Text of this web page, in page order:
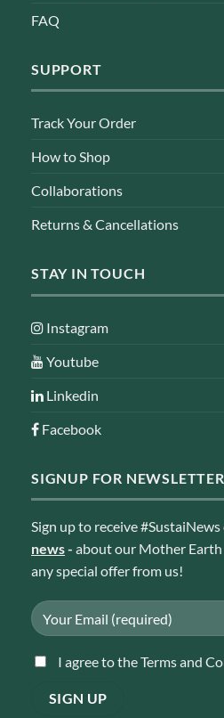
FAQ
SUPPORT
Track Your Order
How to Shop
Collaborations
Returns & Cancellations
STAY IN TOUCH
Instagram
Youtube
Linkedin
Facebook
SIGNUP FOR NEWSLETTER
Sign up to receive
news- about our Mother
any special offer from us!
I agree to the Terms and